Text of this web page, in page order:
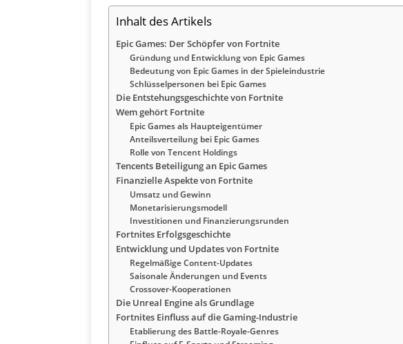
Inhalt des Artikels
Epic Games: Der Schöpfer von Fortnite
Gründung und Entwicklung von Epic Games
Bedeutung von Epic Games in der Spieleindustrie
Schlüsselpersonen bei Epic Games
Die Entstehungsgeschichte von Fortnite
Wem gehört Fortnite
Epic Games als Haupteigentümer
Anteilsverteilung bei Epic Games
Rolle von Tencent Holdings
Tencents Beteiligung an Epic Games
Finanzielle Aspekte von Fortnite
Umsatz und Gewinn
Monetarisierungsmodell
Investitionen und Finanzierungsrunden
Fortnites Erfolgsgeschichte
Entwicklung und Updates von Fortnite
Regelmäßige Content-Updates
Saisonale Änderungen und Events
Crossover-Kooperationen
Die Unreal Engine als Grundlage
Fortnites Einfluss auf die Gaming-Industrie
Etablierung des Battle-Royale-Genres